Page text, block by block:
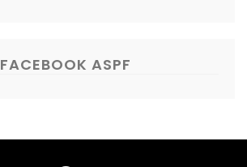
FACEBOOK ASPF